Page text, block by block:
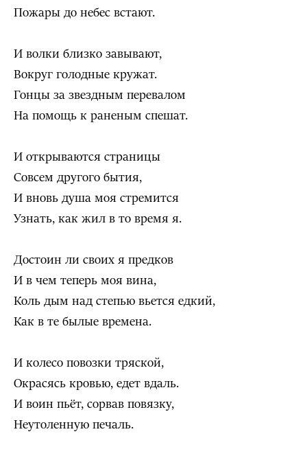
Пожары до небес встают.
И волки близко завывают,
Вокруг голодные кружат.
Гонцы за звездным перевалом
На помощь к раненым спешат.
И открываются страницы
Совсем другого бытия,
И вновь душа моя стремится
Узнать, как жил в то время я.
Достоин ли своих я предков
И в чем теперь моя вина,
Коль дым над степью вьется едкий,
Как в те былые времена.
И колесо повозки тряской,
Окрасясь кровью, едет вдаль.
И воин пьёт, сорвав повязку,
Неутоленную печаль.